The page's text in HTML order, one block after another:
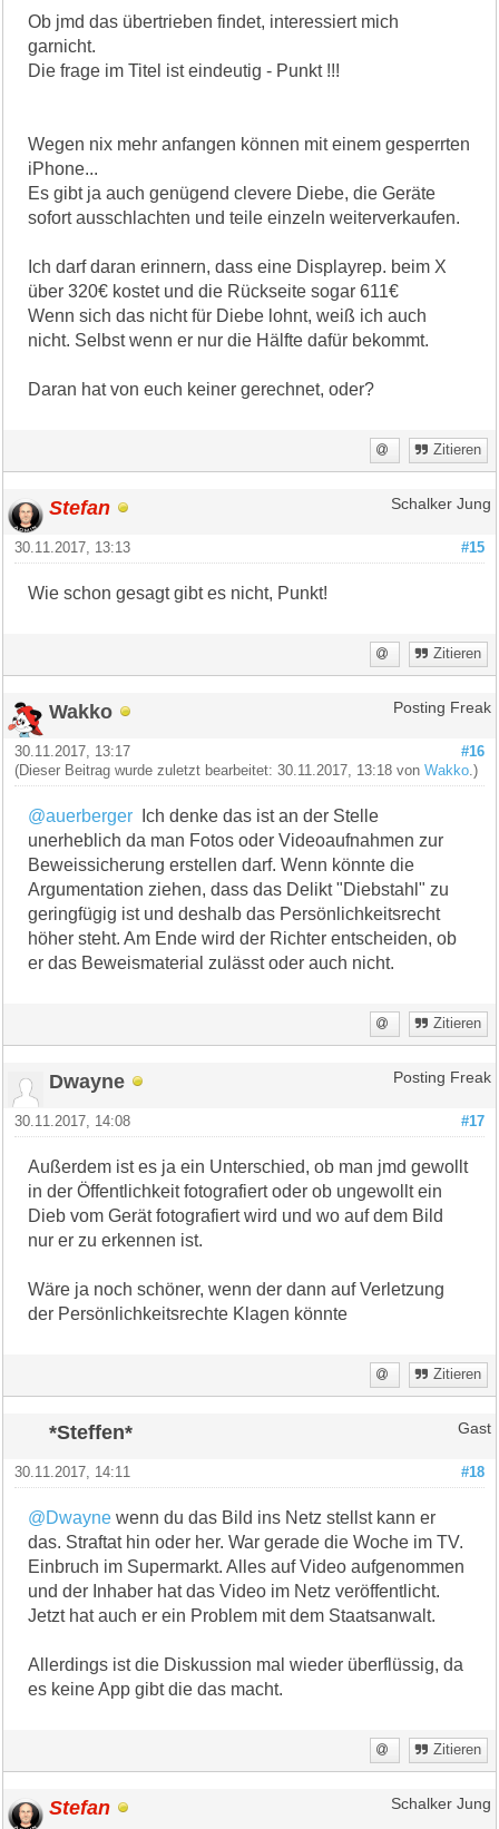
Ob jmd das übertrieben findet, interessiert mich
garnicht.
Die frage im Titel ist eindeutig - Punkt !!!
Wegen nix mehr anfangen können mit einem gesperrten
iPhone...
Es gibt ja auch genügend clevere Diebe, die Geräte
sofort ausschlachten und teile einzeln weiterverkaufen.
Ich darf daran erinnern, dass eine Displayrep. beim X
über 320€ kostet und die Rückseite sogar 611€
Wenn sich das nicht für Diebe lohnt, weiß ich auch
nicht. Selbst wenn er nur die Hälfte dafür bekommt.
Daran hat von euch keiner gerechnet, oder?
Zitieren
Stefan Schalker Jung
#15
30.11.2017, 13:13
Wie schon gesagt gibt es nicht, Punkt!
Zitieren
Wakko Posting Freak
#16
30.11.2017, 13:17
(Dieser Beitrag wurde zuletzt bearbeitet: 30.11.2017, 13:18 vonWakko .)
@auerberger Ich denke das ist an der Stelle
unerheblich da man Fotos oder Videoaufnahmen zur
Beweissicherung erstellen darf. Wenn könnte die
Argumentation ziehen, dass das Delikt "Diebstahl" zu
geringfügig ist und deshalb das Persönlichkeitsrecht
höher steht. Am Ende wird der Richter entscheiden, ob
er das Beweismaterial zulässt oder auch nicht.
Zitieren
Dwayne Posting Freak
#17
30.11.2017, 14:08
Außerdem ist es ja ein Unterschied, ob man jmd gewollt
in der Öffentlichkeit fotografiert oder ob ungewollt ein
Dieb vom Gerät fotografiert wird und wo auf dem Bild
nur er zu erkennen ist.
Wäre ja noch schöner, wenn der dann auf Verletzung
der Persönlichkeitsrechte Klagen könnte
Zitieren
*Steffen* Gast
#18
30.11.2017, 14:11
@Dwayne wenn du das Bild ins Netz stellst kann er
das. Straftat hin oder her. War gerade die Woche im TV.
Einbruch im Supermarkt. Alles auf Video aufgenommen
und der Inhaber hat das Video im Netz veröffentlicht.
Jetzt hat auch er ein Problem mit dem Staatsanwalt.
Allerdings ist die Diskussion mal wieder überflüssig, da
es keine App gibt die das macht.
Zitieren
Stefan Schalker Jung